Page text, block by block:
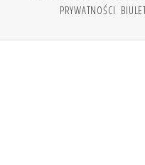
PRYWATNOŚCI